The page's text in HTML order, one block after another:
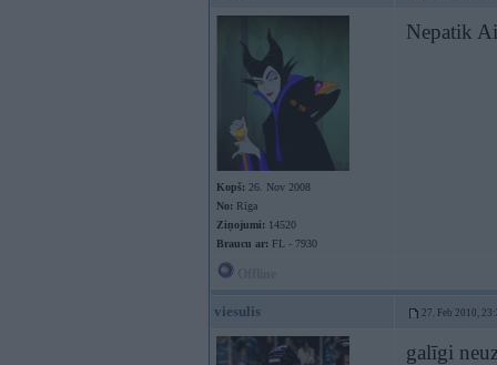
Kopš: 26. Nov 2008
No: Rīga
Ziņojumi: 14520
Braucu ar: FL - 7930
Nepatik
viesulis 27. Feb 2010,
galīgi